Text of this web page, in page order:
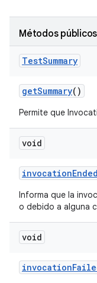
Métodos públicos
TestSummary
getSummary()
Permite que
void
invocationEnded
Informa que la
o debido a alguna
void
invocation